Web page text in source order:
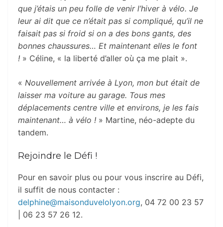
que j’étais un peu folle de venir l’hiver à vélo. Je
leur ai dit que ce n’était pas si compliqué, qu’il ne
faisait pas si froid si on a des bons gants, des
bonnes chaussures… Et maintenant elles le font
! » Céline, « la liberté d’aller où ça me plait ».
« Nouvellement arrivée à Lyon, mon but était de
laisser ma voiture au garage. Tous mes
déplacements centre ville et environs, je les fais
maintenant… à vélo ! » Martine, néo-adepte du
tandem.
Rejoindre le Défi !
Pour en savoir plus ou pour vous inscrire au Défi,
il suffit de nous contacter :
delphine@maisonduvelolyon.org, 04 72 00 23 57
| 06 23 57 26 12.